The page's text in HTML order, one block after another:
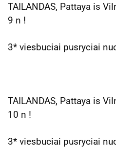
TAILANDAS, Pattaya is
9 n !
3* viesbuciai pusryciai
TAILANDAS, Pattaya is
10 n !
3* viesbuciai pusryciai